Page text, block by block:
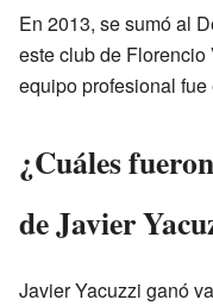
En 2013, se sumó al
este club de
equipo profesional
¿Cuáles
de Javier
Javier Yacuzzi ganó